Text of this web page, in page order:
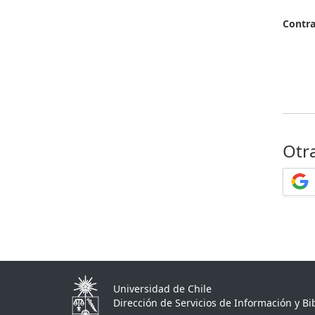
Universidad de Chile
Dirección de Servicios de Información y